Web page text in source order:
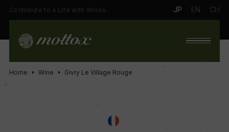
Contribute to a Life with Wines. JP EN CH
Home Wine Givry Le Village Rouge